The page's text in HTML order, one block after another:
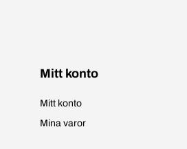
Mitt konto
Mitt konto
Mina varor